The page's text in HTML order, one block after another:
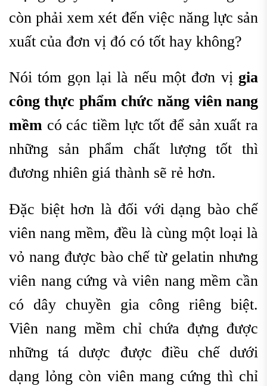
còn phải xem xét đến việc năng lực sản
xuất của đơn vị đó có tốt hay không?
Nói tóm gọn lại là nếu một đơn vị gia
công thực phẩm chức năng viên nang
mềm có các tiềm lực tốt để sản xuất ra
những sản phẩm chất lượng tốt thì
đương nhiên giá thành sẽ rẻ hơn.
Đặc biệt hơn là đối với dạng bào chế
viên nang mềm, đều là cùng một loại là
vỏ nang được bào chế từ gelatin nhưng
viên nang cứng và viên nang mềm cần
có dây chuyền gia công riêng biệt.
Viên nang mềm chỉ chứa đựng được
những tá dược được điều chế dưới
dạng lỏng còn viên mang cứng thì chỉ